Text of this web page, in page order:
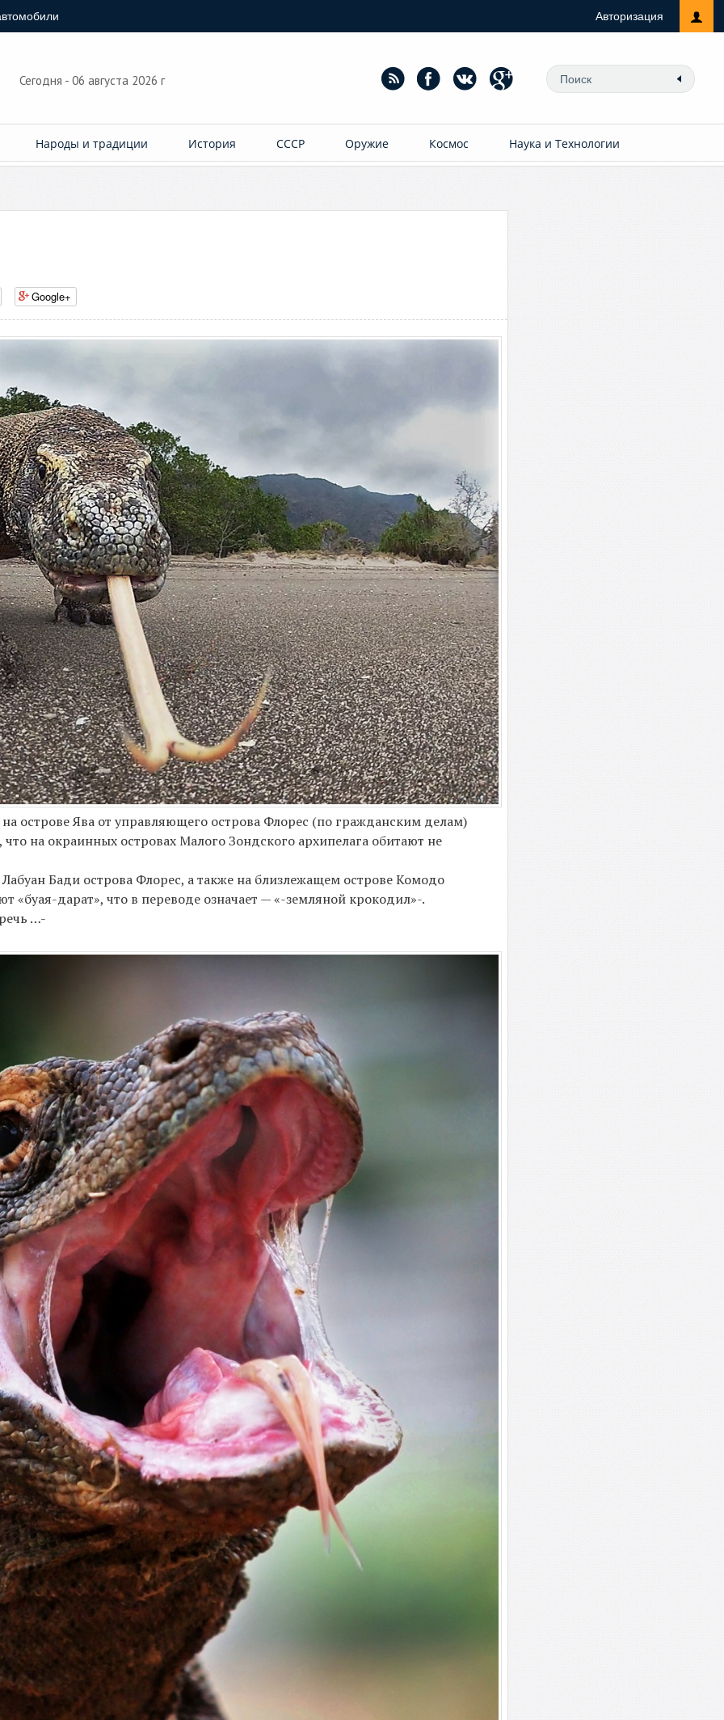
Авторизация
Сегодня - 06 августа 2026 г
Народы и традиции История СССР Оружие Космос Наука и Технологии
Google+
острове Ява от управляющего острова Флорес (по гражданским делам)
на окраинных островах Малого Зондского архипелага обитают не
Бади острова Флорес, а также на близлежащем острове Комодо
«буая-дарат», что в переводе означает — «-земляной крокодил»-.
…-